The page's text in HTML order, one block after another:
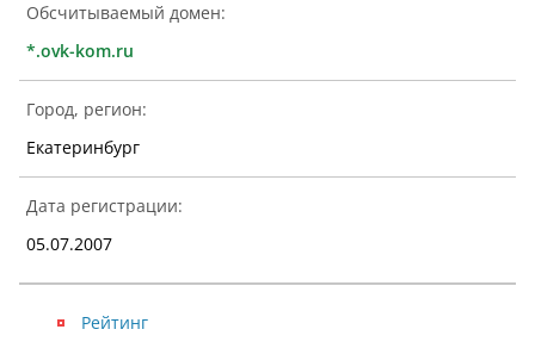
Обсчитываемый домен:
*.ovk-kom.ru
Город, регион:
Екатеринбург
Дата регистрации:
05.07.2007
Рейтинг